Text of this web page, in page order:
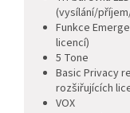
(vysílání/
Funkce
licencí)
5 Tone
Basic Privacy
rozšiřujících
VOX